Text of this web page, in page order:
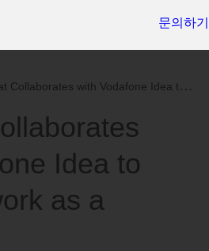
문의하기
with Vodafone Idea to Build Network as a Platform...
Idea to
as a